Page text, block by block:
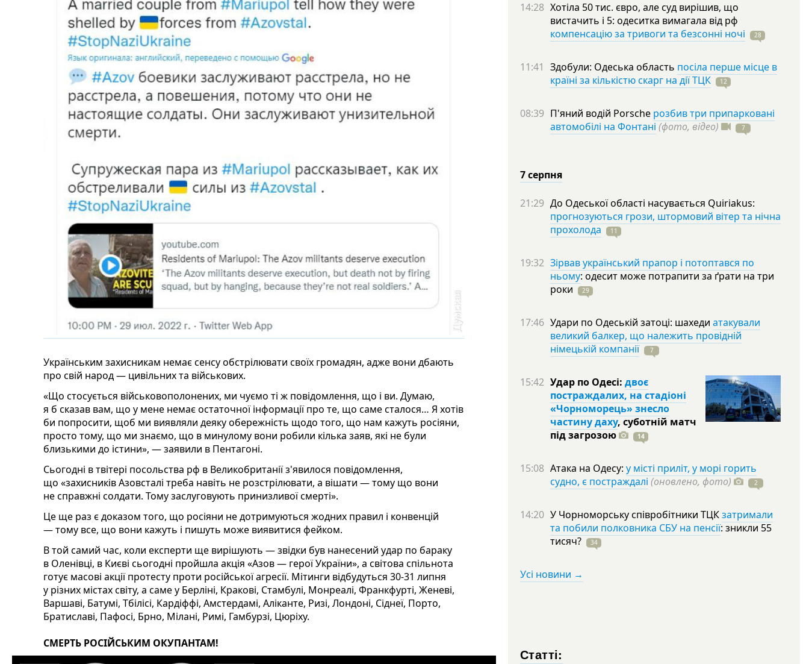
Українським захисникам немає сенсу обстрілювати своїх громадян, адже вони дбають
про свій народ — цивільних та військових.
«Що стосується військовополонених, ми чуємо ті ж повідомлення, що і ви. Думаю,
я б сказав вам, що у мене немає остаточної інформації про те, що саме сталося… Я хотів
би попросити, щоб ми виявляли деяку обережність щодо того, що нам кажуть росіяни,
просто тому, що ми знаємо, що в минулому вони робили кілька заяв, які не були
близькими до істини», — заявили в Пентагоні.
Сьогодні в твітері посольства рф в Великобританії з'явилося повідомлення,
що «захисників Азовсталі треба навіть не розстрілювати, а вішати — тому що вони
не справжні солдати. Тому заслуговують принизливої смерті».
Це ще раз є доказом того, що росіяни не дотримуються жодних правил і конвенцій
— тому все, що вони кажуть і пишуть може виявитися фейком.
В той самий час, коли експерти ще вирішують — звідки був нанесений удар по бараку
в Оленівці, в Києві сьогодні пройшла акція «Азов — герої України», а світова спільнота
готує масові акції протесту проти російської агресії. Мітинги відбудуться 30-31 липня
у різних містах світу, а саме у Берліні, Кракові, Стамбулі, Монреалі, Франкфурті, Женеві,
Варшаві, Батумі, Тбілісі, Кардіффі, Амстердамі, Аліканте, Ризі, Лондоні, Сіднеї, Порто,
Братиславі, Пафосі, Брно, Мілані, Римі, Гамбурзі, Цюріху.
СМЕРТЬ РОСІЙСЬКИМ ОКУПАНТАМ!
14:28 Хотіла 50 тис. євро, але суд вирішив, що
вистачить і 5: одеситка вимагала від рф
компенсацію за тривоги та безсонні ночі
28
11:41 Здобули: Одеська область посіла перше місце в
країні за кількістю скарг на дії ТЦК
12
08:39 П'яний водій Porsche розбив три припарковані
автомобілі на Фонтані (фото, відео) 7
7 серпня
21:29 До Одеської області насувається Quiriakus:
прогнозуються грози, штормовий вітер та нічна
прохолода
11
19:32 Зірвав український прапор і потоптався по
ньому: одесит може потрапити за ґрати на три
роки
29
17:46 Удари по Одеській затоці: шахеди атакували
великий балкер, що належить провідній
німецькій компанії
7
15:42 Удар по Одесі: двоє
постраждалих, на стадіоні
«Чорноморець» знесло
частину даху, суботній матч
підзагрозою 14
15:08 Атака на Одесу: у місті приліт, у морі горить
судно, є постраждалі (оновлено, фото) 2
14:20 У Чорноморську співробітники ТЦКзатримали
та побили полковника СБУ на пенсії: зникли 55
тисяч?
34
Усі новини →
Статті: